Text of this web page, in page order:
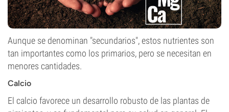
Aunque se denominan "secundarios", estos nutrientes son
tan importantes como los primarios, pero se necesitan en
menores cantidades.
Calcio
El calcio favorece un desarrollo robusto de las plantas de